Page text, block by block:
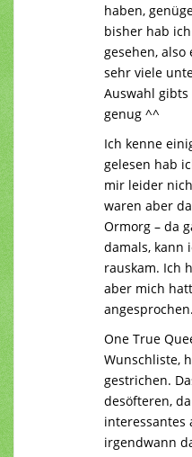
haben,
bisher hab
gesehen, also
sehr viele
Auswahl
genug ^^
Ich kenne
gelesen hab
mir leider
waren aber
Ormorg – da
damals, kann
rauskam. Ich
aber mich
One True
Wunschliste,
gestrichen.
desöfteren,
interessantes
irgendwann